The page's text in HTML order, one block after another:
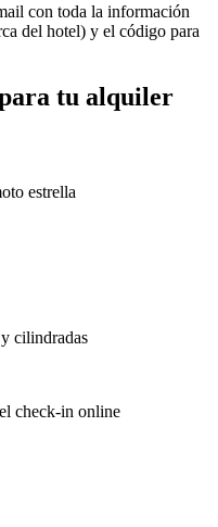
con toda la información
del hotel) y el código para
tu alquiler
estrella
cilindradas
check-in online